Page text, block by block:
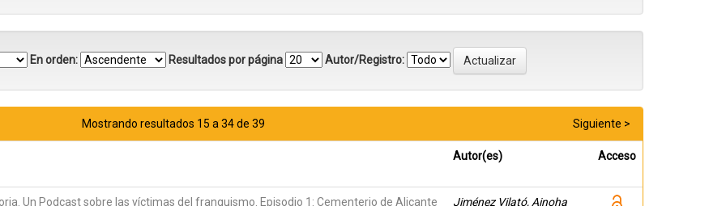
En orden: Resultados por página Autor/Registro:
Mostrando resultados 15 a 34 de 39 Siguiente >
Autor(es) Acceso
Un Podcast sobre las víctimas del franquismo. Episodio 1: Cementerio de Alicante Jiménez Vilató, Ainoha